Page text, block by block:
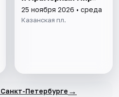
25 ноября 2026 • среда
Казанская пл.
Петербурге →